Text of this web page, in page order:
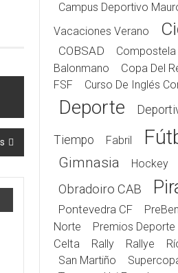
Campus Deportivo
Vacaciones Verano
COBSAD Compostela
Balonmano
Copa Del
FSF
Curso De Inglés
Deporte
Tiempo Fabril
Gimnasia Hockey
Obradoiro CAB
Pontevedra CF
Norte
Premios Deporte
Celta
Rally Rallye
San Martiño